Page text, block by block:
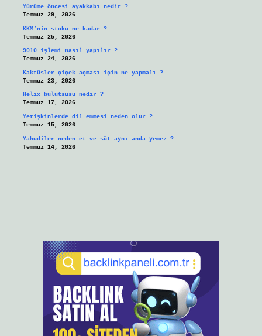
Yürüme öncesi ayakkabı nedir ?
Temmuz 29, 2026
KKM’nin stoku ne kadar ?
Temmuz 25, 2026
9010 işlemi nasıl yapılır ?
Temmuz 24, 2026
Kaktüsler çiçek açması için ne yapmalı ?
Temmuz 23, 2026
Helix bulutsusu nedir ?
Temmuz 17, 2026
Yetişkinlerde dil emmesi neden olur ?
Temmuz 15, 2026
Yahudiler neden et ve süt aynı anda yemez ?
Temmuz 14, 2026